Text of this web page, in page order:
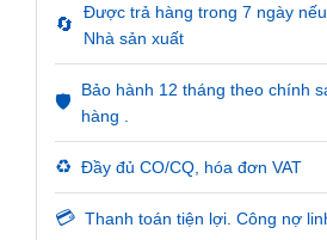
🔄
Được trả hàng trong 7 ngày
Nhà sản xuất
🛡️
Bảo hành 12 tháng theo chính
hàng .
♻️ Đầy đủ CO/CQ, hóa đơn VAT
💳 Thanh toán tiện lợi. Công nợ